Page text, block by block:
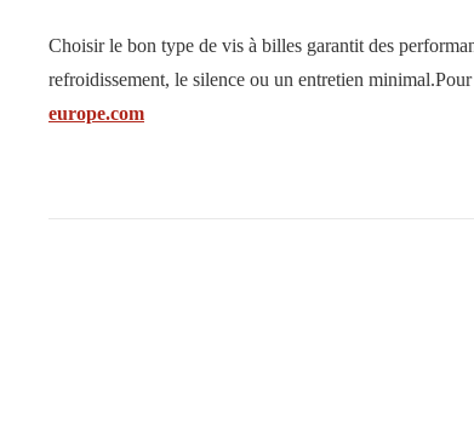
Choisir le bon type de vis à billes garantit des
refroidissement, le silence ou un entretien minimal.
europe.com